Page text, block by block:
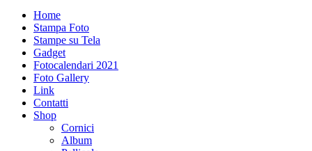
Home
Stampa Foto
Stampe su Tela
Gadget
Fotocalendari 2021
Foto Gallery
Link
Contatti
Shop
Cornici
Album